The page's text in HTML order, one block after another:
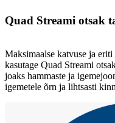
Quad Streami otsak
Maksimaalse katvuse ja
kasutage Quad Streami
joaks hammaste ja
igemetele õrn ja lihtsasti